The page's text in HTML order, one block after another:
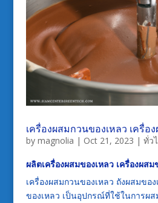
เครื่องผสมกวนของเหลว เครื่อ
by magnolia | Oct 21, 2023 | ทั่ว
ผลิตเครื่องผสมของเหลว เครื่องผสม
เครื่องผสมกวนของเหลว ถังผสมของ
ของเหลว เป็นอุปกรณ์ที่ใช้ในการผส